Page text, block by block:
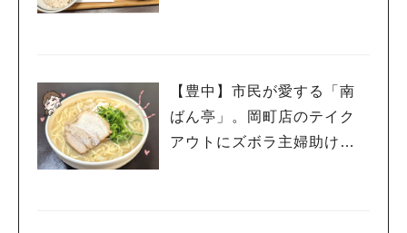
【豊中】市民が愛する「南
ばん亭」。岡町店のテイク
アウトにズボラ主婦助けら